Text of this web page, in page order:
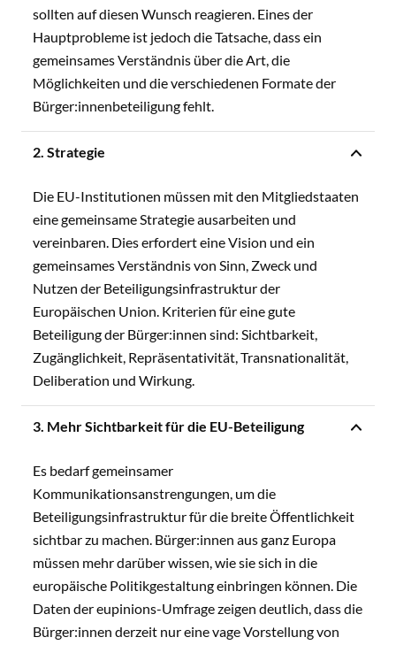
sollten auf diesen Wunsch reagieren. Eines der
Hauptprobleme ist jedoch die Tatsache, dass ein
gemeinsames Verständnis über die Art, die
Möglichkeiten und die verschiedenen Formate der
Bürger:innenbeteiligung fehlt.
2. Strategie
Die EU-Institutionen müssen mit den Mitgliedstaaten
eine gemeinsame Strategie ausarbeiten und
vereinbaren. Dies erfordert eine Vision und ein
gemeinsames Verständnis von Sinn, Zweck und
Nutzen der Beteiligungsinfrastruktur der
Europäischen Union. Kriterien für eine gute
Beteiligung der Bürger:innen sind: Sichtbarkeit,
Zugänglichkeit, Repräsentativität, Transnationalität,
Deliberation und Wirkung.
3. Mehr Sichtbarkeit für die EU-Beteiligung
Es bedarf gemeinsamer
Kommunikationsanstrengungen, um die
Beteiligungsinfrastruktur für die breite Öffentlichkeit
sichtbar zu machen. Bürger:innen aus ganz Europa
müssen mehr darüber wissen, wie sie sich in die
europäische Politikgestaltung einbringen können. Die
Daten der eupinions-Umfrage zeigen deutlich, dass die
Bürger:innen derzeit nur eine vage Vorstellung von